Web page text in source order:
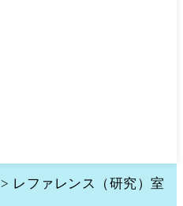
> レファレンス（研究）室